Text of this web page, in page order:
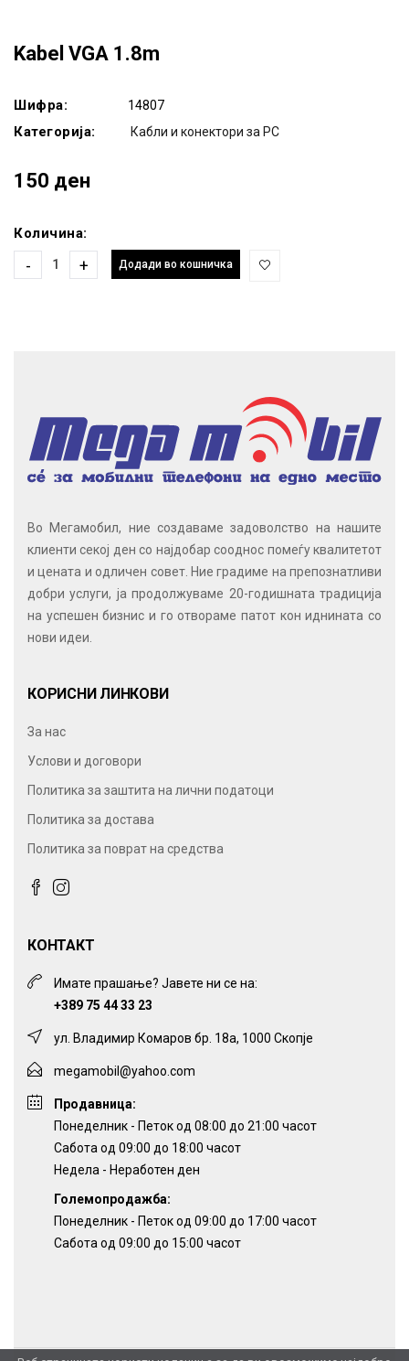
Kabel VGA 1.8m
Шифра: 14807
Категорија: Кабли и конектори за PC
150 ден
Количина:
- + Додади во кошничка
Во Мегамобил, ние создаваме задоволство на нашите
клиенти секој ден со најдобар сооднос помеѓу квалитетот
и цената и одличен совет. Ние градиме на препознатливи
добри услуги, ја продолжуваме 20-годишната традиција
на успешен бизнис и го отвораме патот кон иднината со
нови идеи.
КОРИСНИ ЛИНКОВИ
За нас
Услови и договори
Политика за заштита на лични податоци
Политика за достава
Политика за поврат на средства
КОНТАКТ
Имате прашање? Јавете ни се на:
+389 75 44 33 23
ул. Владимир Комаров бр. 18а, 1000 Скопје
megamobil@yahoo.com
Продавница:
Понеделник - Петок од 08:00 до 21:00 часот
Сабота од 09:00 до 18:00 часот
Недела - Неработен ден
Големопродажба:
Понеделник - Петок од 09:00 до 17:00 часот
Сабота од 09:00 до 15:00 часот